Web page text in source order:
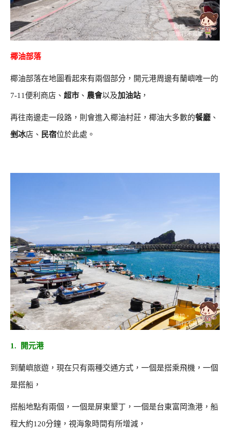
椰油部落
椰油部落在地圖看起來有兩個部分，開元港周邊有蘭嶼唯一的
7-11便利商店、 超市 、 農會以及加油站 ，
再往南邊走一段路，則會進入椰油村莊，椰油大多數的餐廳 、
剉冰店、 民宿位於此處。
1. 開元港
到蘭嶼旅遊，現在只有兩種交通方式，一個是搭乘飛機，一個
是搭船，
搭船地點有兩個，一個是屏東墾丁，一個是台東富岡漁港，船
程大約120分鐘，視海象時間有所增減，